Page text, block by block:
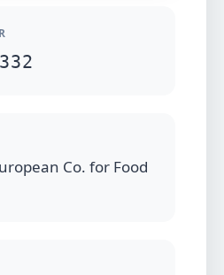
Co. for Food